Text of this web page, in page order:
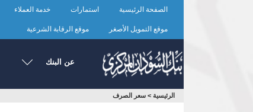
الصفحة الرئيسية استمارات خدمة العملاء
موقع التمويل الأصغر موقع الرقابة الشرعية
عن البنك
أنت
الرئيسية > سعر الصرف